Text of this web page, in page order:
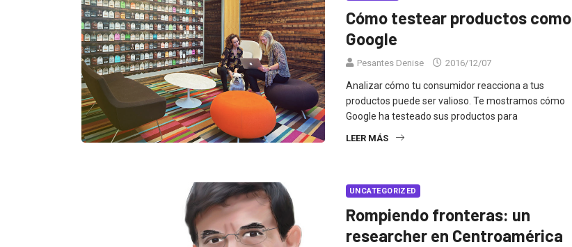
Cómo testear productos como
Google
Pesantes Denise 2016/12/07
Analizar cómo tu consumidor reacciona a tus
productos puede ser valioso. Te mostramos cómo
Google ha testeado sus productos para
LEER MÁS
UNCATEGORIZED
Rompiendo fronteras: un
researcher en Centroamérica